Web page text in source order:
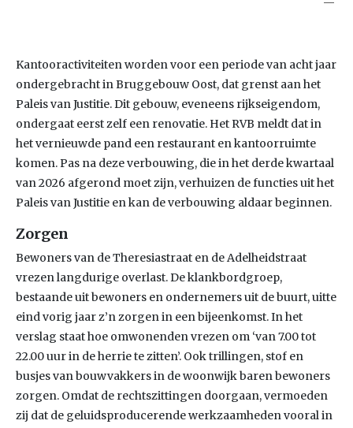
Kantooractiviteiten worden voor een periode van acht jaar
ondergebracht in Bruggebouw Oost, dat grenst aan het
Paleis van Justitie. Dit gebouw, eveneens rijkseigendom,
ondergaat eerst zelf een renovatie. Het RVB meldt dat in
het vernieuwde pand een restaurant en kantoorruimte
komen. Pas na deze verbouwing, die in het derde kwartaal
van 2026 afgerond moet zijn, verhuizen de functies uit het
Paleis van Justitie en kan de verbouwing aldaar beginnen.
Zorgen
Bewoners van de Theresiastraat en de Adelheidstraat
vrezen langdurige overlast. De klankbordgroep,
bestaande uit bewoners en ondernemers uit de buurt, uitte
eind vorig jaar z’n zorgen in een bijeenkomst. In het
verslag staat hoe omwonenden vrezen om ‘van 7.00 tot
22.00 uur in de herrie te zitten’. Ook trillingen, stof en
busjes van bouwvakkers in de woonwijk baren bewoners
zorgen. Omdat de rechtszittingen doorgaan, vermoeden
zij dat de geluidsproducerende werkzaamheden vooral in